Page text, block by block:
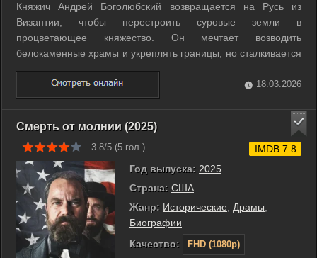
Княжич Андрей Боголюбский возвращается на Русь из
Византии, чтобы перестроить суровые земли в
процветающее княжество. Он мечтает возводить
белокаменные храмы и укреплять границы, но сталкивается
с жесткой волей своего отца Юрия Долгорукого.
Масштабные декорации средневековых городов отражают
амбиции героя, который бросает вызов правящей династии
18.03.2026
Смерть от молнии (2025)
3.8/5 (5 гол.)
Год выпуска: 2025
Страна: США
Жанр: Исторические Драмы
Биографии
Качество:
FHD (1080p)
IMDB 7.8